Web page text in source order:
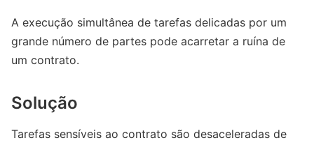
A execução simultânea de tarefas delicadas por um
grande número de partes pode acarretar a ruína de
um contrato.
Solução
Tarefas sensíveis ao contrato são desaceleradas de